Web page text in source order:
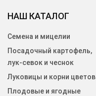
НАШ КАТАЛОГ
Семена и мицелии
Посадочный картофель,
лук-севок и чеснок
Луковицы и корни цветов
Плодовые и ягодные